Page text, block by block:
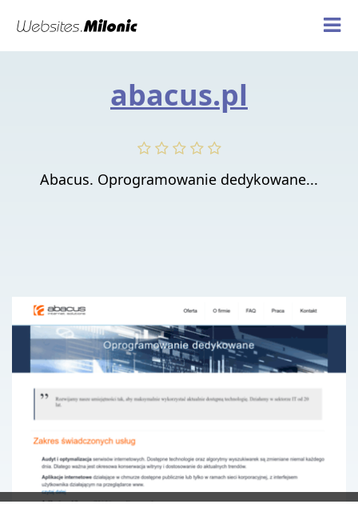
abacus.pl
Abacus. Oprogramowanie dedykowane...